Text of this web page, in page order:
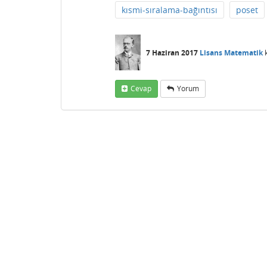
kısmi-sıralama-bağıntısı poset
7 Haziran 2017 Lisans Matematik
Cevap Yorum